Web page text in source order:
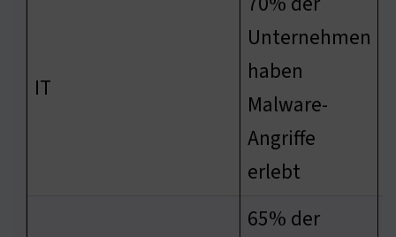
IT
Unternehmen
haben
Malware-
Angriffe
erlebt
65% der